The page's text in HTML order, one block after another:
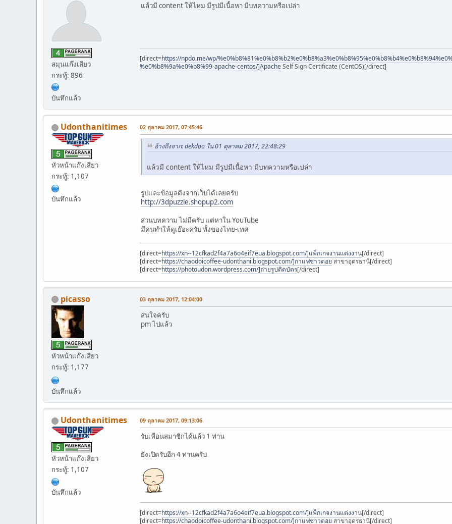
สมุนแก๊งเสียว
กระทู้: 896
บันทึกแล้ว
แล้วมี content ให้ไหม มีรูปมีเนื้อหา มีบทความหรือเปล่า
[direct=https://npdo.me/wp/
%e0%b8%9a%e0%b8%99-apache-centos/]ApacheSelf Sign Certificate (CentOS)[/direct]
Udonthanitimes
หัวหน้าแก๊งเสียว
กระทู้: 1,107
บันทึกแล้ว
02 ตุลาคม 2017, 07:45:46
อ้างถึงจาก: dekdoo ใน 01 ตุลาคม 2017, 22:48:29
แล้วมี content ให้ไหม มีรูปมีเนื้อหา มีบทความหรือเปล่า
รูปและข้อมูลดึงจากเว็บได้เลยครับ
http://3dpuzzle.shopup2.com
ส่วนบทความ ไม่มีครับ แต่หาใน YouTube
มีคนทำให้ดูเย๊อะครับ ทั้งของไทย-เทศ
[direct=https://xn--12cfkad2f4a7a6o4eif7eua.blogspot.com/]แพ็กเกจงานแต่งงาน[/direct]
[direct=https://chaodoicoffee-udonthani.blogspot.com/]กาแฟชาวดอย สาขาอุดรธานี[/direct]
[direct=https://photoudon.wordpress.com/]ถ่ายรูปติดบัตร[/direct]
picasso
หัวหน้าแก๊งเสียว
กระทู้: 1,177
บันทึกแล้ว
03 ตุลาคม 2017, 12:04:00
สนใจครับ
pm ไปแล้ว
Udonthanitimes
หัวหน้าแก๊งเสียว
กระทู้: 1,107
บันทึกแล้ว
09 ตุลาคม 2017, 09:13:06
รับเพื่อนสมาชิกได้แล้ว 1 ท่าน
ยังเปิดรับอีก 4 ท่านครับ
[direct=https://xn--12cfkad2f4a7a6o4eif7eua.blogspot.com/]แพ็กเกจงานแต่งงาน[/direct]
[direct=https://chaodoicoffee-udonthani.blogspot.com/]กาแฟชาวดอย สาขาอุดรธานี[/direct]